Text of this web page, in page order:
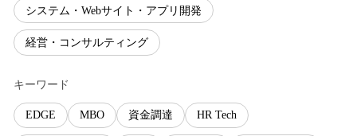
システム・Webサイト・アプリ開発
経営・コンサルティング
キーワード
EDGE MBO 資金調達 HR Tech